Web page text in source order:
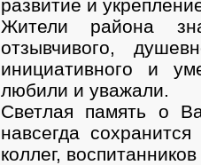
развитие и
Жители района
отзывчивого,
инициативного и
любили и уважали.
Светлая память о
навсегда
коллег,